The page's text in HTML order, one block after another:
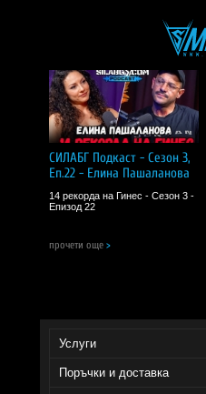
СИЛАБГ Подкаст - Сезон 3,
Еп.22 - Елина Пашаланова
14 рекорда на Гинес - Сезон 3 -
Епизод 22
прочети още >
Услуги
Поръчки и доставка